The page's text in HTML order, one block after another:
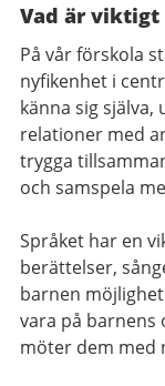
Vad är viktigt
På vår förskola
nyfikenhet i
känna sig själva,
relationer med
trygga
och samspela
Språket har en
berättelser,
barnen
vara på barnens
möter dem med